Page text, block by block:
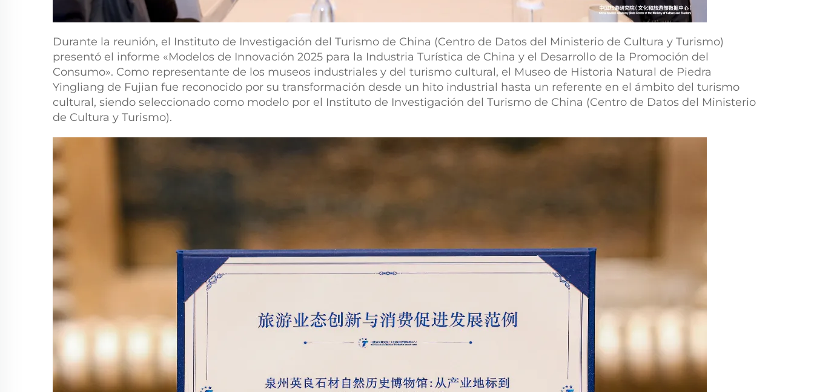
Durante la reunión, el Instituto de Investigación del Turismo de China (Centro de Datos del Ministerio de Cultura y Turismo)
presentó el informe «Modelos de Innovación 2025 para la Industria Turística de China y el Desarrollo de la Promoción del
Consumo». Como representante de los museos industriales y del turismo cultural, el Museo de Historia Natural de Piedra
Yingliang de Fujian fue reconocido por su transformación desde un hito industrial hasta un referente en el ámbito del turismo
cultural, siendo seleccionado como modelo por el Instituto de Investigación del Turismo de China (Centro de Datos del Ministerio
de Cultura y Turismo).